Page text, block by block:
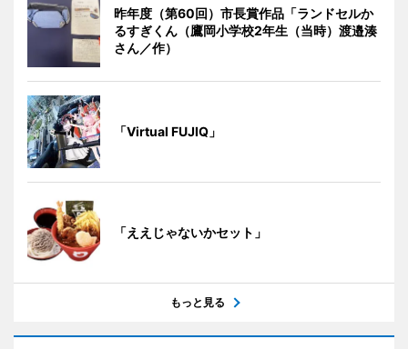
昨年度（第60回）市長賞作品「ランドセルか
るすぎくん（鷹岡小学校2年生（当時）渡邉湊
さん／作）
「Virtual FUJIQ」
「ええじゃないかセット」
もっと見る